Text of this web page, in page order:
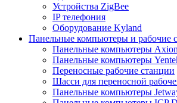
Устройства ZigBee
IP телефония
Оборудование Kyland
Панельные компьютеры и рабочие
Панельные компьютеры
Панельные компьютеры
Переносные рабочие станции
Шасси для переносной
Панельные компьютеры